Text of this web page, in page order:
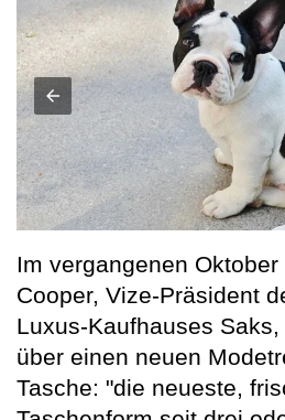
Im vergangenen
Cooper, Vize-Präsident
Luxus-Kaufhauses
über einen neuen
Tasche: "die neueste,